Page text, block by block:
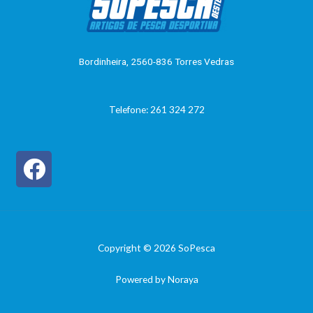
Bordinheira, 2560-836 Torres Vedras
Telefone: 261 324 272
Copyright © 2026 SoPesca
Powered by Noraya